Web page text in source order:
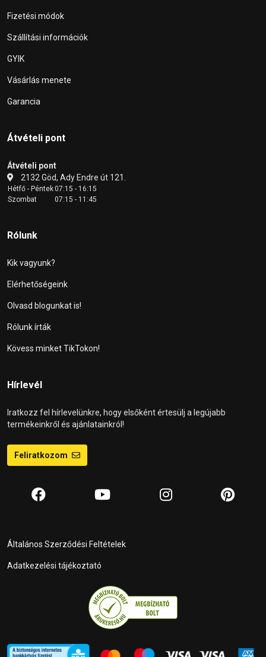
Fizetési módok
Szállítási információk
GYIK
Vásárlás menete
Garancia
Átvételi pont
Átvételi pont
2132 Göd, Ady Endre út 121.
Hétfő - Péntek07:15 - 16:15
Szombat
07:15 - 11:45
Rólunk
Kik vagyunk?
Elérhetőségeink
Olvasd blogunkat is!
Rólunk írták
Kövess minket TikTokon!
Hírlevél
Iratkozz fel hírlevelünkre, hogy elsőként értesülj a legújabb
termékeinkről és ajánlatainkról!
Feliratkozom
Általános Szerződési Feltételek
Adatkezelési tájékoztató